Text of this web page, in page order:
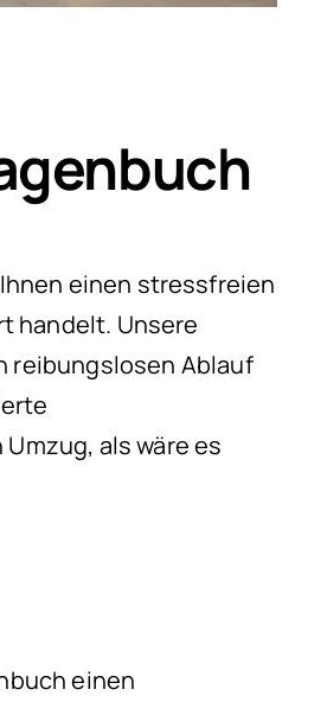
einen stressfreien
handelt. Unsere
reibungslosen Ablauf
als wäre es
einen